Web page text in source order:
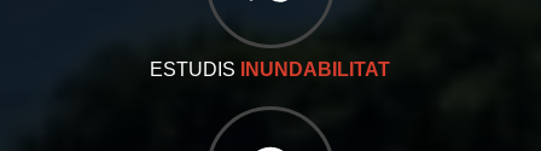
ESTUDIS INUNDABILITAT